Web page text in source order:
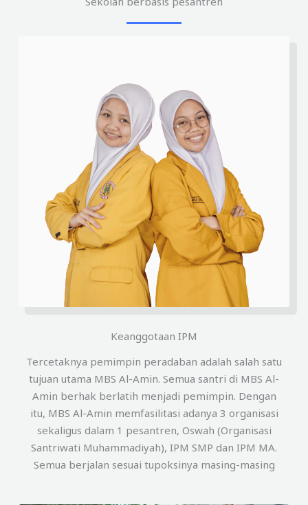
Keanggotaan IPM
Tercetaknya pemimpin peradaban adalah salah satu
tujuan utama MBS Al-Amin. Semua santri di MBS Al-
Amin berhak berlatih menjadi pemimpin. Dengan
itu, MBS Al-Amin memfasilitasi adanya 3 organisasi
sekaligus dalam 1 pesantren, Oswah (Organisasi
Santriwati Muhammadiyah), IPM SMP dan IPM MA.
Semua berjalan sesuai tupoksinya masing-masing